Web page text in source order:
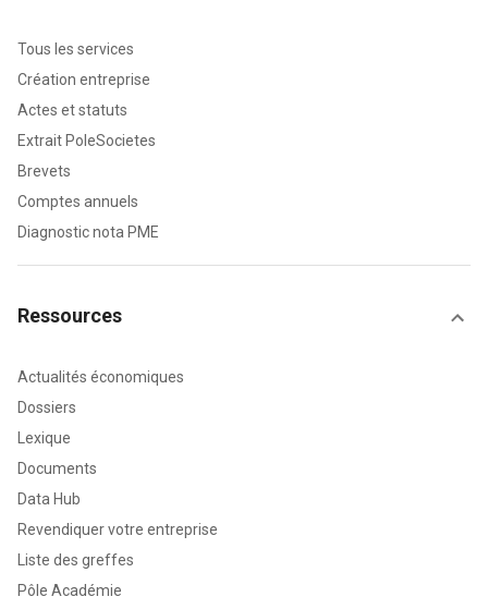
Tous les services
Création entreprise
Actes et statuts
Extrait PoleSocietes
Brevets
Comptes annuels
Diagnostic nota PME
Ressources
Actualités économiques
Dossiers
Lexique
Documents
Data Hub
Revendiquer votre entreprise
Liste des greffes
Pôle Académie